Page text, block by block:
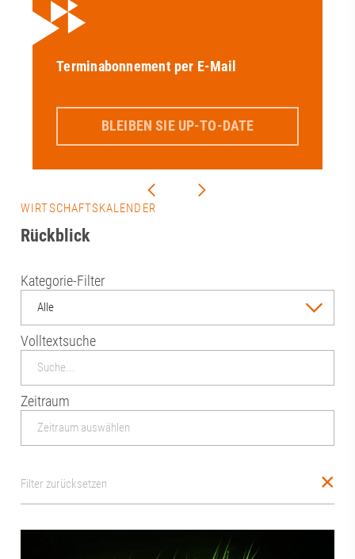
Terminabonnement per E-Mail
BLEIBEN SIE UP-TO-DATE
WIRTSCHAFTSKALENDER
Rückblick
Kategorie-Filter
Alle
Volltextsuche
Zeitraum
Filter zurücksetzen